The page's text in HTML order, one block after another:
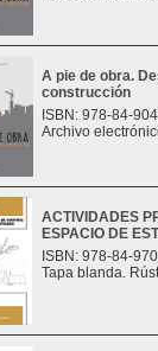
A pie de obra.
construcción
ISBN: 978-84-
Archivo
ACTIVIDADES
ESPACIO DE
ISBN: 978-84-
Tapa blanda.